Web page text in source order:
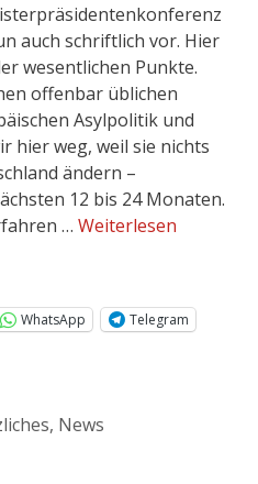
auch schriftlich vor. Hier
wesentlichen Punkte.
offenbar üblichen
Asylpolitik und
hier weg, weil sie nichts
ändern –
12 bis 24 Monaten.
… Weiterlesen
WhatsApp
Telegram
, News